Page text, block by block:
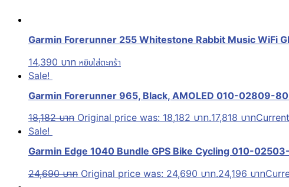
Garmin Forerunner 255 Whitestone Rabbit Music WiFi
14,390 บาท หยิบใส่ตะกร้า
Sale!
Garmin Forerunner 965, Black, AMOLED 010-02809-80
18,182บาท Original price was: 18,182 บาท.17,818 บาท
Sale!
Garmin Edge 1040 Bundle GPS Bike Cycling 010-02503-
24,690บาท Original price was: 24,690 บาท.24,196 บาท